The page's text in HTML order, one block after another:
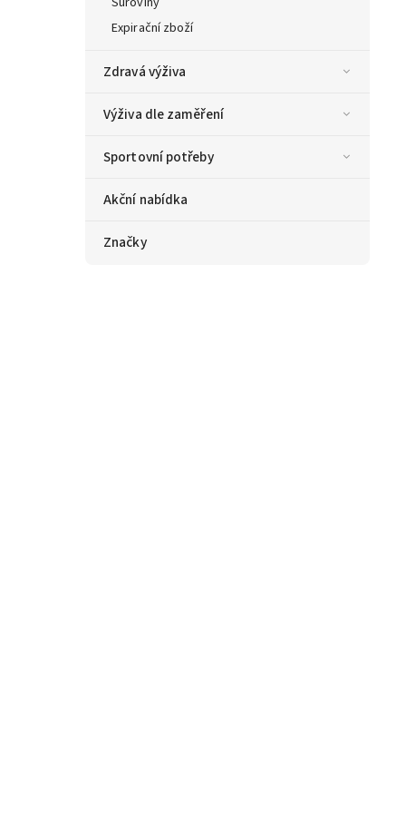
Expirační zboží
Zdravá výživa
Výživa dle zaměření
Sportovní potřeby
Akční nabídka
Značky